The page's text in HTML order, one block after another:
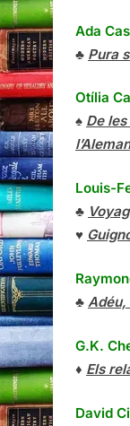
Ada
♣ Pura
Otília
♠ De
Louis-
♣
♥
♣ Adéu,
G.K.
♦ Els
David